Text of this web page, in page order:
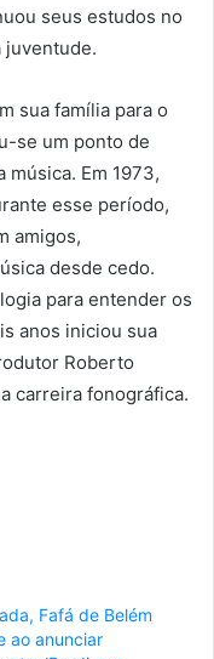
seus estudos no
juventude.
sua família para o
se um ponto de
música. Em 1973,
esse período,
amigos,
desde cedo.
para entender os
anos iniciou sua
Roberto
carreira fonográfica.
Fafá de Belém
ao anunciar